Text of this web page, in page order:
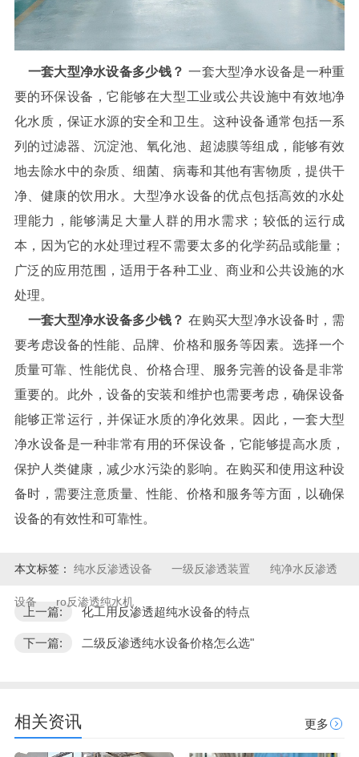
一套大型净水设备多少钱？ 一套大型净水设备是一种重
要的环保设备，它能够在大型工业或公共设施中有效地净
化水质，保证水源的安全和卫生。这种设备通常包括一系
列的过滤器、沉淀池、氧化池、超滤膜等组成，能够有效
地去除水中的杂质、细菌、病毒和其他有害物质，提供干
净、健康的饮用水。大型净水设备的优点包括高效的水处
理能力，能够满足大量人群的用水需求；较低的运行成
本，因为它的水处理过程不需要太多的化学药品或能量；
广泛的应用范围，适用于各种工业、商业和公共设施的水
处理。
一套大型净水设备多少钱？ 在购买大型净水设备时，需
要考虑设备的性能、品牌、价格和服务等因素。选择一个
质量可靠、性能优良、价格合理、服务完善的设备是非常
重要的。此外，设备的安装和维护也需要考虑，确保设备
能够正常运行，并保证水质的净化效果。因此，一套大型
净水设备是一种非常有用的环保设备，它能够提高水质，
保护人类健康，减少水污染的影响。在购买和使用这种设
备时，需要注意质量、性能、价格和服务等方面，以确保
设备的有效性和可靠性。
本文标签： 纯水反渗透设备 一级反渗透装置 纯净水反渗透
设备 ro反渗透纯水机
上一篇: 化工用反渗透超纯水设备的特点
下一篇: 二级反渗透纯水设备价格怎么选"
相关资讯 更多